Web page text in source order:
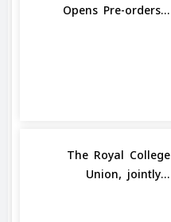
Opens Pre-orders...
The Royal College
Union, jointly...